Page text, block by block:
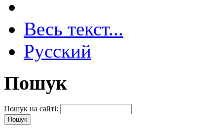
Весь текст...
Русский
Пошук
Пошук на сайті: